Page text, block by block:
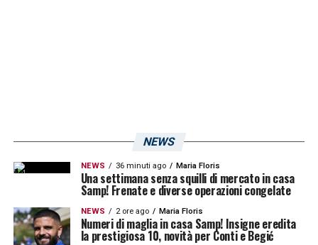
NEWS
NEWS 36 minuti ago Maria Floris
Una settimana senza squilli di mercato in casa
Samp! Frenate e diverse operazioni congelate
NEWS 2 ore ago Maria Floris
Numeri di maglia in casa Samp! Insigne eredita
la prestigiosa 10, novità per Conti e Begić